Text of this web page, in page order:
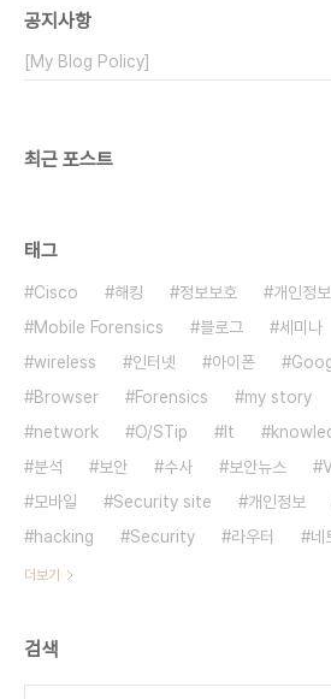
공지사항
[My Blog Policy]
최근 포스트
태그
Cisco 해킹 정보보호 개인정
Mobile Forensics
블로그 세미나
wireless
인터넷 아이폰
Browser
Forensics my story
network
O/STip It
분석
보안 수사 보안뉴스
모바일
Security site 개인정보
hacking
Security 라우터 네
더보기
검색